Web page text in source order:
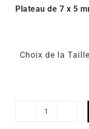
Plateau de 7 x 5
Choix de la Taille
quantité